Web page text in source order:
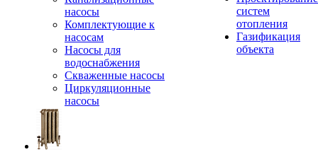
насосы
Комплектующие к
насосам
Насосы для
водоснабжения
Скваженные насосы
Циркуляционные
насосы
систем
отопления
Газификация
объекта